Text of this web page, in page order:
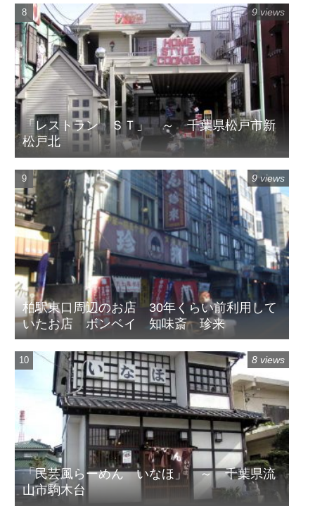
「レストラン ＳＴ」 ～ 千葉県松戸市新
松戸北
9 views
柏駅東口周辺のお店 30年くらい前利用して
いたお店 ボンベイ 知味斎 珍来
9 views
「民芸風らーめん いなほ」 ～ 千葉県流
山市駒木台
8 views